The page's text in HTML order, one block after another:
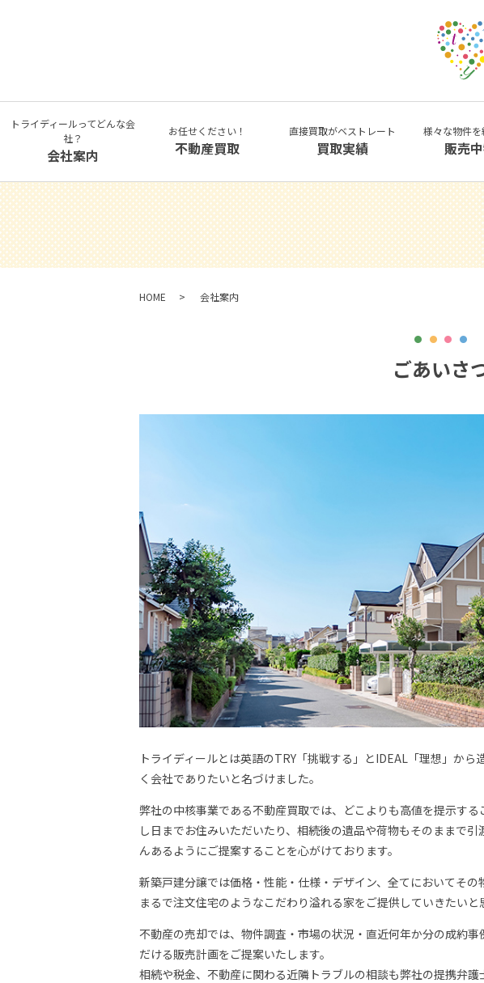
トライディールってどんな会
社？
会社案内
お任せください！
不動産買取
直接買取がベストレート
買取実績
様々な物件
販売
HOME 会社案内
ごあいさ
トライディールとは英語のTRY「挑戦する」とIDEAL「理想」か
く会社でありたいと名づけました。
弊社の中核事業である不動産買取では、どこよりも高値を提示す
し日までお住みいただいたり、相続後の遺品や荷物もそのままで
んあるようにご提案することを心がけております。
新築戸建分譲では価格・性能・仕様・デザイン、全てにおいてその
まるで注文住宅のようなこだわり溢れる家をご提供していきたいと
不動産の売却では、物件調査・市場の状況・直近何年か分の成約
だける販売計画をご提案いたします。
相続や税金、不動産に関わる近隣トラブルの相談も弊社の提携弁護